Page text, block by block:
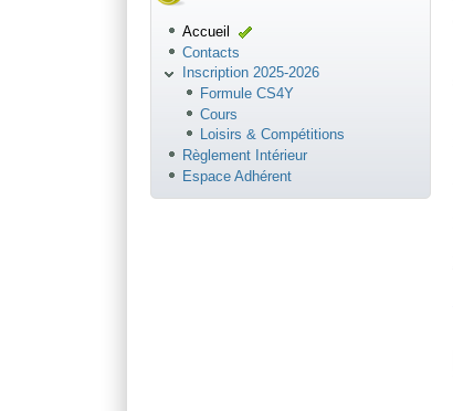
Accueil
Contacts
Inscription 2025-2026
Formule CS4Y
Cours
Loisirs & Compétitions
Règlement Intérieur
Espace Adhérent